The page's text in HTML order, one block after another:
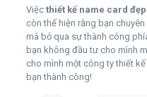
Việc thiết kế name card đẹp
còn thể hiện rằng bạn
mà bỏ qua sự thành công
bạn không đầu tư cho mình
cho mình một công ty thiết
bạn thành công!